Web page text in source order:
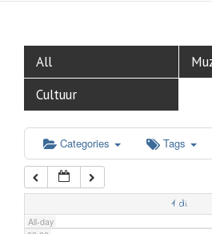
All
Cultuur
Categories Tags
1 di
All-day
04:00
05:00
06:00
07:00